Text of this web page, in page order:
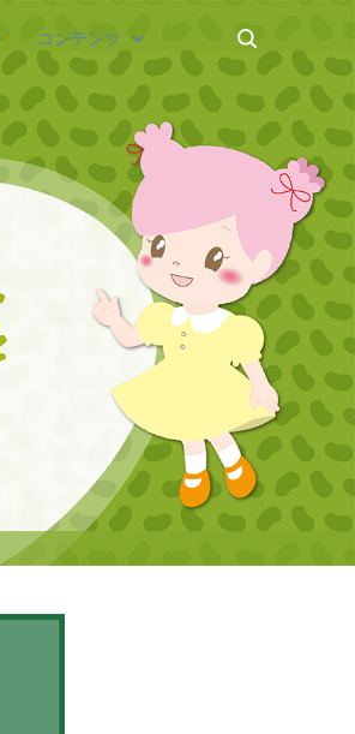
コンテンツ